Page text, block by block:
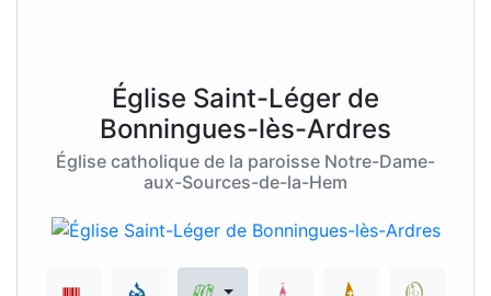
Église Saint-Léger de
Bonningues-lès-Ardres
Église catholique de la paroisse Notre-Dame-
aux-Sources-de-la-Hem